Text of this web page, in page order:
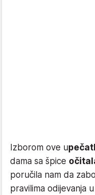
Izborom ove u
dama sa špice
poručila nam da
pravilima odijevanja